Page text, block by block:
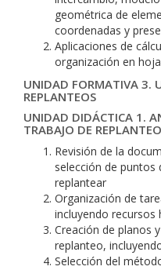
geométrica de
coordenadas y
Aplicaciones de
organización en
UNIDAD FORMATIVA 3.
REPLANTEOS
UNIDAD DIDÁCTICA 1.
TRABAJO DE REPLANTEO
Revisión de la
selección de puntos
replantear
Organización de
incluyendo recursos
Creación de planos
replanteo,
Selección del